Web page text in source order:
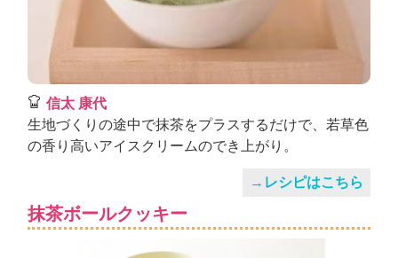
信太 康代
生地づくりの途中で抹茶をプラスするだけで、若草色
の香り高いアイスクリームのでき上がり。
→レシピはこちら
抹茶ボールクッキー